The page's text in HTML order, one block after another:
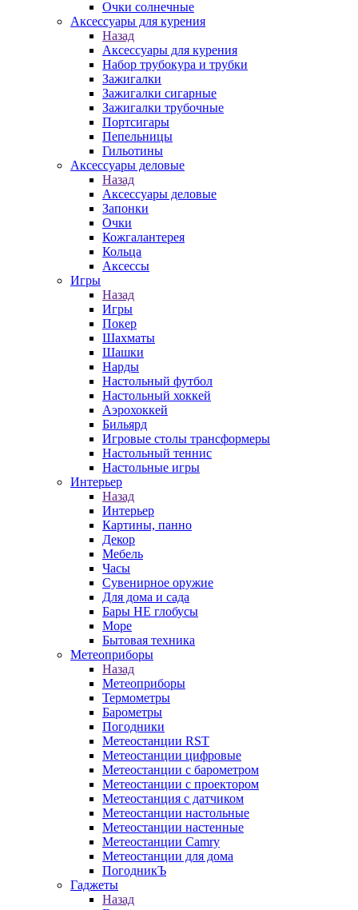
Очки солнечные
Аксессуары для курения
Назад
Аксессуары для курения
Набор трубокура и трубки
Зажигалки
Зажигалки сигарные
Зажигалки трубочные
Портсигары
Пепельницы
Гильотины
Аксессуары деловые
Назад
Аксессуары деловые
Запонки
Очки
Кожгалантерея
Кольца
Аксессы
Игры
Назад
Игры
Покер
Шахматы
Шашки
Нарды
Настольный футбол
Настольный хоккей
Аэрохоккей
Бильярд
Игровые столы трансформеры
Настольный теннис
Настольные игры
Интерьер
Назад
Интерьер
Картины, панно
Декор
Мебель
Часы
Сувенирное оружие
Для дома и сада
Бары НЕ глобусы
Море
Бытовая техника
Метеоприборы
Назад
Метеоприборы
Термометры
Барометры
Погодники
Метеостанции RST
Метеостанции цифровые
Метеостанции с барометром
Метеостанции с проектором
Метеостанция с датчиком
Метеостанции настольные
Метеостанции настенные
Метеостанции Camry
Метеостанции для дома
ПогодникЪ
Гаджеты
Назад